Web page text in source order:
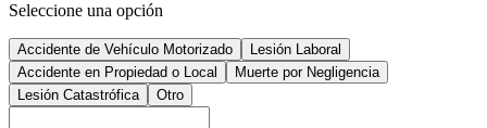
Seleccione una opción
Accidente de Vehículo Motorizado
Lesión Laboral
Accidente en Propiedad o Local
Muerte por Negligencia
Lesión Catastrófica
Otro